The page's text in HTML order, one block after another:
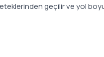
geçilir ve yol